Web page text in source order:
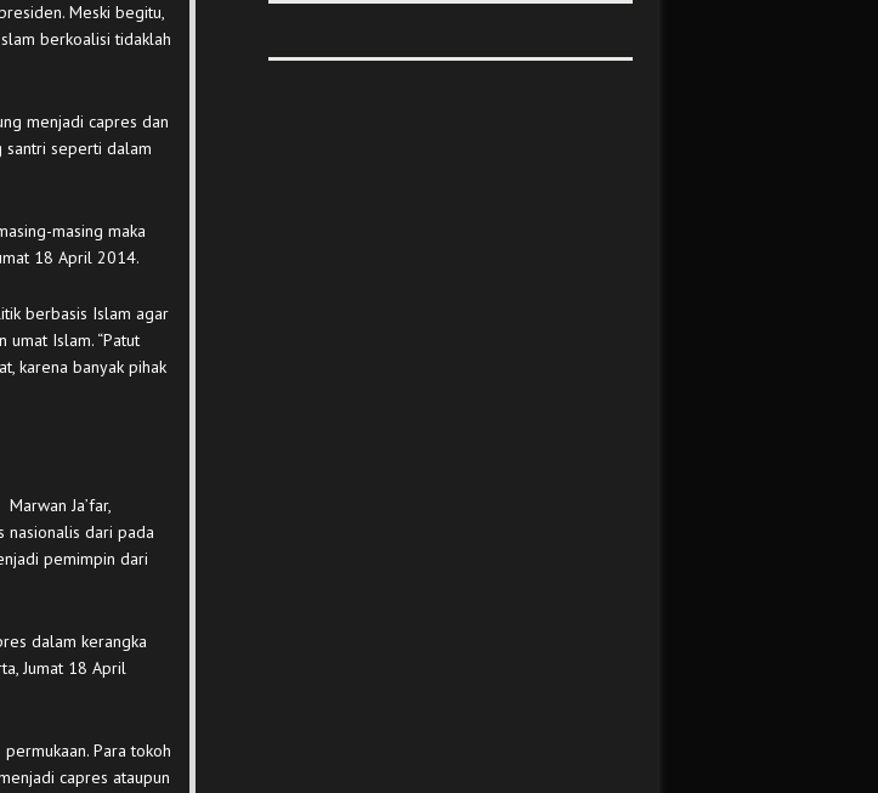
Meski begitu,
berkoalisi tidaklah
menjadi capres dan
santri seperti dalam
masing maka
18 April 2014.
berbasis Islam agar
umat Islam. “Patut
karena banyak pihak
Ja’far,
nasionalis dari pada
pemimpin dari
dalam kerangka
Jumat 18 April
Para tokoh
capres ataupun